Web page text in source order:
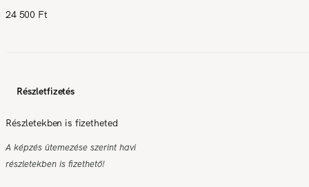
24 500 Ft
Részletfizetés
Részletekben is fizetheted
A képzés ütemezése szerint havi
részletekben is fizethető!